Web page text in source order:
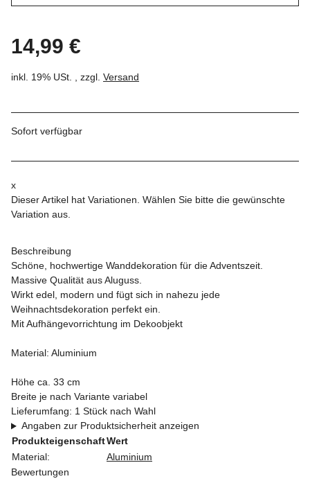
14,99 €
inkl. 19% USt. , zzgl. Versand
Sofort verfügbar
x
Dieser Artikel hat Variationen. Wählen Sie bitte die gewünschte
Variation aus.
Beschreibung
Schöne, hochwertige Wanddekoration für die Adventszeit.
Massive Qualität aus Aluguss.
Wirkt edel, modern und fügt sich in nahezu jede
Weihnachtsdekoration perfekt ein.
Mit Aufhängevorrichtung im Dekoobjekt
Material: Aluminium
Höhe ca. 33 cm
Breite je nach Variante variabel
Lieferumfang: 1 Stück nach Wahl
Angaben zur Produktsicherheit anzeigen
ProdukteigenschaftWert
Material:
Aluminium
Bewertungen